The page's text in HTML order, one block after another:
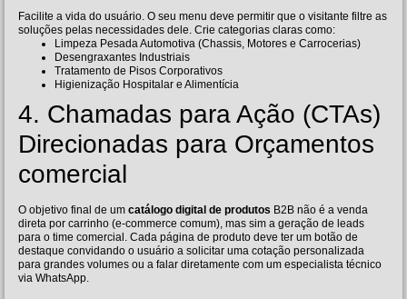
Facilite a vida do usuário. O seu menu deve permitir que o visitante filtre as
soluções pelas necessidades dele. Crie categorias claras como:
Limpeza Pesada Automotiva (Chassis, Motores e Carrocerias)
Desengraxantes Industriais
Tratamento de Pisos Corporativos
Higienização Hospitalar e Alimentícia
4. Chamadas para Ação (CTAs)
Direcionadas para Orçamentos
comercial
O objetivo final de um catálogo digital de produtos B2B não é a venda
direta por carrinho (e-commerce comum), mas sim a geração de leads
para o time comercial. Cada página de produto deve ter um botão de
destaque convidando o usuário a solicitar uma cotação personalizada
para grandes volumes ou a falar diretamente com um especialista técnico
via WhatsApp.